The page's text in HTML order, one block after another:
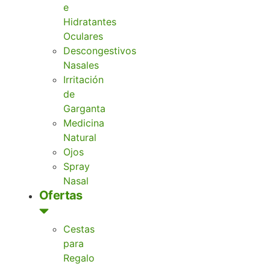
e
Hidratantes
Oculares
Descongestivos
Nasales
Irritación
de
Garganta
Medicina
Natural
Ojos
Spray
Nasal
Ofertas
Cestas
para
Regalo